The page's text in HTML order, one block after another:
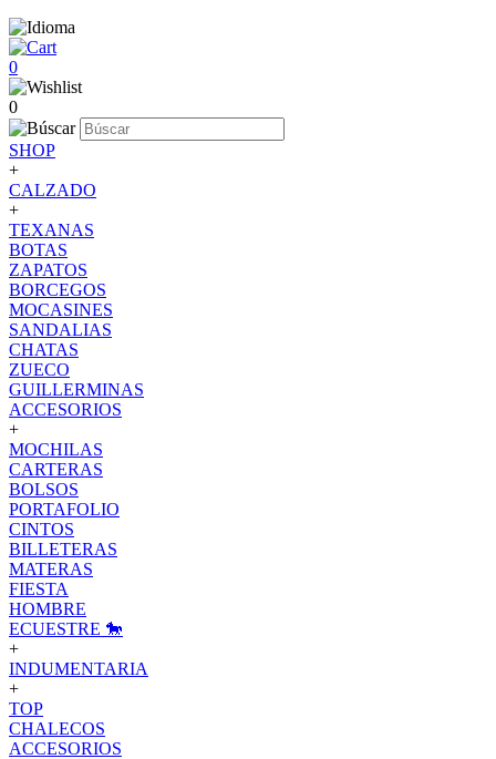
0
0
SHOP
+
CALZADO
+
TEXANAS
BOTAS
ZAPATOS
BORCEGOS
MOCASINES
SANDALIAS
CHATAS
ZUECO
GUILLERMINAS
ACCESORIOS
+
MOCHILAS
CARTERAS
BOLSOS
PORTAFOLIO
CINTOS
BILLETERAS
MATERAS
FIESTA
HOMBRE
ECUESTRE 🐎
+
INDUMENTARIA
+
TOP
CHALECOS
ACCESORIOS